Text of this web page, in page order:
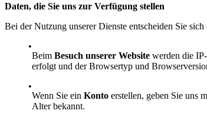
Daten, die Sie uns zur Verfügung stellen
Bei der Nutzung unserer Dienste entscheiden Sie
Beim Besuch unserer Website werden die
erfolgt und der Browsertyp und
Wenn Sie ein Konto erstellen, geben Sie uns
Alter bekannt.